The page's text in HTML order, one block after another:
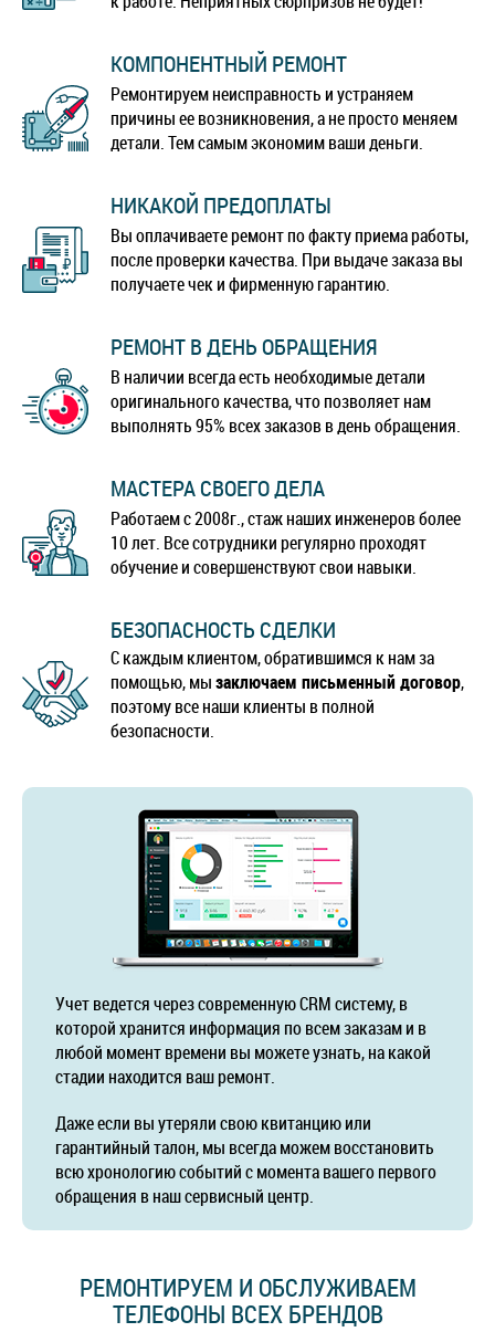
КОМПОНЕНТНЫЙ РЕМОНТ
Ремонтируем неисправность и устраняем
причины ее возникновения, а не просто меняем
детали. Тем самым экономим ваши деньги.
НИКАКОЙ ПРЕДОПЛАТЫ
Вы оплачиваете ремонт по факту приема работы,
после проверки качества. При выдаче заказа вы
получаете чек и фирменную гарантию.
РЕМОНТ В ДЕНЬ ОБРАЩЕНИЯ
В наличии всегда есть необходимые детали
оригинального качества, что позволяет нам
выполнять 95% всех заказов в день обращения.
МАСТЕРА СВОЕГО ДЕЛА
Работаем с 2008г., стаж наших инженеров более
10 лет. Все сотрудники регулярно проходят
обучение и совершенствуют свои навыки.
БЕЗОПАСНОСТЬ СДЕЛКИ
С каждым клиентом, обратившимся к нам за
помощью, мызаключаем письменный договор,
поэтому все наши клиенты в полной
безопасности.
Учет ведется через современную CRM систему, в
которой хранится информация по всем заказам и в
любой момент времени вы можете узнать, на какой
стадии находится ваш ремонт.
Даже если вы утеряли свою квитанцию или
гарантийный талон, мы всегда можем восстановить
всю хронологию событий с момента вашего первого
обращения в наш сервисный центр.
РЕМОНТИРУЕМ И ОБСЛУЖИВАЕМ
ТЕЛЕФОНЫ ВСЕХ БРЕНДОВ